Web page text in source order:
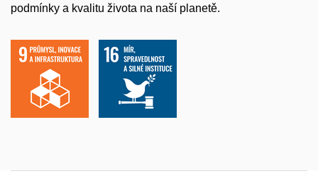
podmínky a kvalitu života na naší planetě.